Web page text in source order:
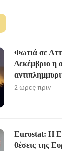
Φωτιά σε
Δεκέμβριο η
2 ώρες πριν
Eurostat: Η
θέσεις της